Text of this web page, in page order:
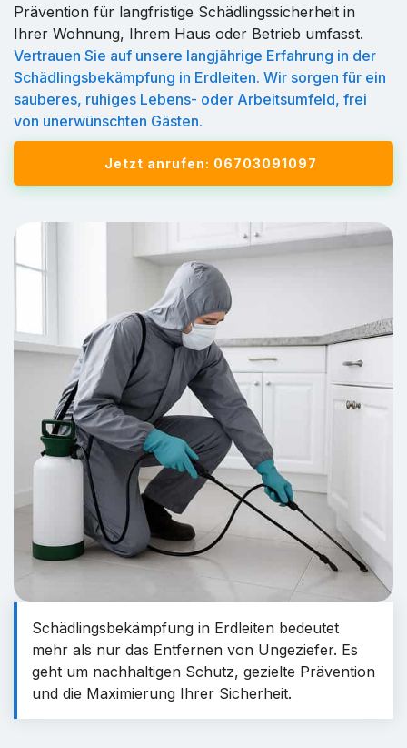
Prävention für langfristige Schädlingssicherheit in
Ihrer Wohnung, Ihrem Haus oder Betrieb umfasst.
Vertrauen Sie auf unsere langjährige Erfahrung in der
Schädlingsbekämpfung in Erdleiten. Wir sorgen für ein
sauberes, ruhiges Lebens- oder Arbeitsumfeld, frei
von unerwünschten Gästen.
Jetzt anrufen: 06703091097
Schädlingsbekämpfung in Erdleiten bedeutet
mehr als nur das Entfernen von Ungeziefer. Es
geht um nachhaltigen Schutz, gezielte Prävention
und die Maximierung Ihrer Sicherheit.